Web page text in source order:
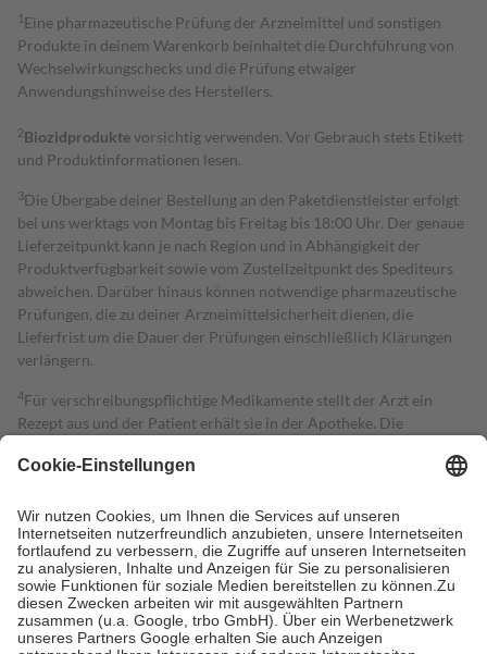
1 Eine pharmazeutische Prüfung der Arzneimittel und sonstigen
Produkte in deinem Warenkorb beinhaltet die Durchführung von
Wechselwirkungschecks und die Prüfung etwaiger
Anwendungshinweise des Herstellers.
2Biozidproduktevorsichtig verwenden. Vor Gebrauch stets Etikett
und Produktinformationen lesen.
3Die Übergabe deiner Bestellung an den Paketdienstleister erfolgt
bei uns werktags von Montag bis Freitag bis 18:00 Uhr. Der genaue
Lieferzeitpunkt kann je nach Region und in Abhängigkeit der
Produktverfügbarkeit sowie vom Zustellzeitpunkt des Spediteurs
abweichen. Darüber hinaus können notwendige pharmazeutische
Prüfungen, die zu deiner Arzneimittelsicherheit dienen, die
Lieferfrist um die Dauer der Prüfungen einschließlich Klärungen
verlängern.
4Für verschreibungspflichtige Medikamente stellt der Arzt ein
Rezept aus und der Patient erhält sie in der Apotheke. Die
Kosten dafür, der Versicherte trägt einen Teil davon als Zuzahlung
Grundsätzlich leisten Mitglieder Zuzahlungen in Höhe von zehn
Prozent des Abgabepreises,mindestensjedochfünf Euround
höchstens zehn Euro.Es sind jedoch nie mehr als die tatsächlichen
Kosten der Leistung zu entrichten.
Diese Regeln gelten grundsätzlich auch für Online-Apotheken.
Bei Heilmitteln und häuslicher Krankenpflege beträgt die